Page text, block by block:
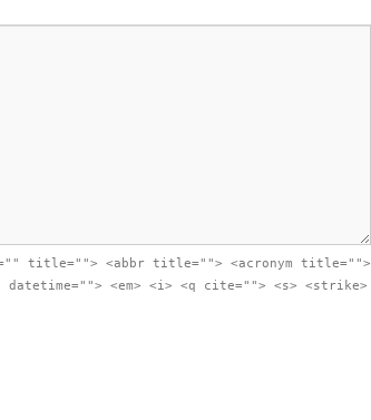
title=""> <abbr title=""> <acronym title="">
<em> <i> <q cite=""> <s> <strike>